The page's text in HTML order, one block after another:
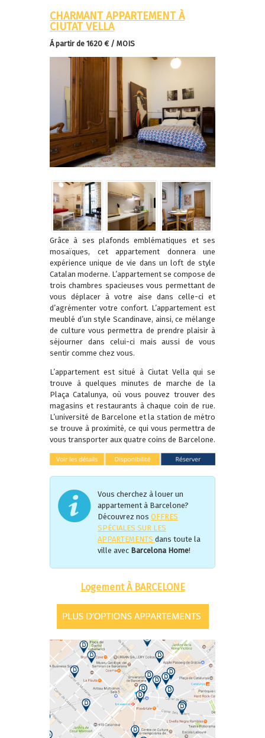
CHARMANT APPARTEMENT À
CIUTAT VELLA
Á partir de 1620 € / MOIS
Grâce à ses plafonds emblématiques et ses
mosaïques, cet appartement donnera une
expérience unique de vie dans un loft de style
Catalan moderne. L’appartement se compose de
trois chambres spacieuses vous permettant de
vous déplacer à votre aise dans celle-ci et
d’agrémenter votre confort. L’appartement est
meublé d’un style Scandinave, ainsi, ce mélange
de culture vous permettra de prendre plaisir à
séjourner dans celui-ci mais aussi de vous
sentir comme chez vous.
L’appartement est situé à Ciutat Vella qui se
trouve à quelques minutes de marche de la
Plaça Catalunya, où vous pouvez trouver des
magasins et restaurants à chaque coin de rue.
L’université de Barcelone et la station de métro
se trouve à proximité, ce qui vous permettra de
vous transporter aux quatre coins de Barcelone.
Vous cherchez à louer un
appartement à Barcelone?
Découvrez nos OFFRES
SPÉCIALES SUR LES
APPARTEMENTS dans toute la
ville avec Barcelona Home!
Logement À BARCELONE